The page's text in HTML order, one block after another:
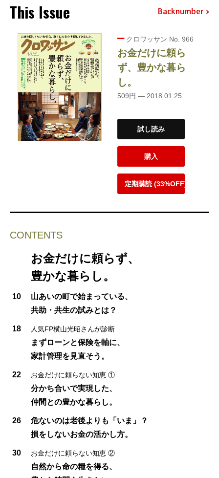
This Issue Backnumber
クロワッサン No. 966
お金だけに頼ら
ず、豊かな暮ら
し。
509円 — 2018.01.25
試し読み
購入
定期購読 (33%OFF)
CONTENTS
お金だけに頼らず、
豊かな暮らし。
10
山あいの町で始まっている、
共助・共生の試みとは？
18 人気FP横山光昭さんが診断
まずローンと保険を軸に、
家計管理を見直そう。
22 お金だけに頼らない知恵 ①
分かち合いで実現した、
仲間との豊かな暮らし。
26
危ないのは老後よりも「いま」？
損をしないお金の活かし方。
30 お金だけに頼らない知恵 ②
自然から命の糧を得る、